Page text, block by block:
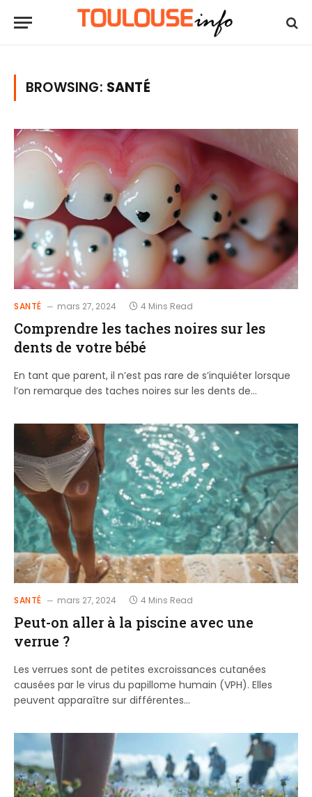
BROWSING: SANTÉ
SANTÉ mars 27, 2024 4 Mins Read
Comprendre les taches noires sur les
dents de votre bébé
En tant que parent, il n’est pas rare de s’inquiéter lorsque
l’on remarque des taches noires sur les dents de…
SANTÉ mars 27, 2024 4 Mins Read
Peut-on aller à la piscine avec une
verrue ?
Les verrues sont de petites excroissances cutanées
causées par le virus du papillome humain (VPH). Elles
peuvent apparaître sur différentes…